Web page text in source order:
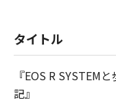
タイトル
『EOS R SYSTEM
記』